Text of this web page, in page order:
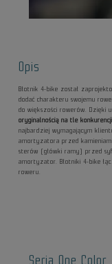
Opis
Błotnik 4-bike został
dodać charakteru swojemu
do większości rowerów. Dzięki
oryginalnością na tle konkurencji
najbardziej wymagającym
amortyzatora przed
sterów (główki ramy) przed
amortyzator. Błotniki 4-bike
roweru.
Seria One Color